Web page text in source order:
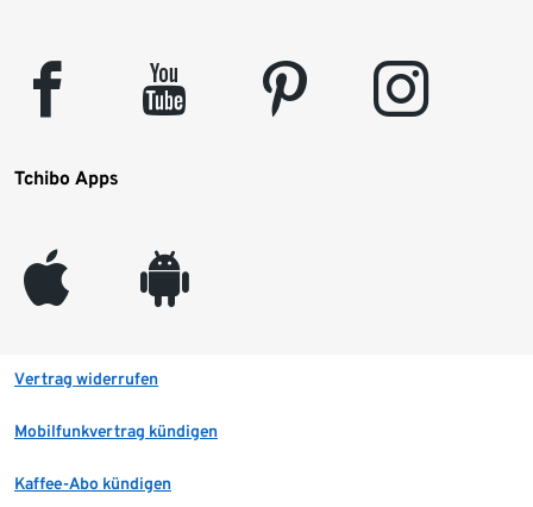
facebook youtube pinterest instagram
Tchibo Apps
appleinc android
Vertrag widerrufen
Mobilfunkvertrag kündigen
Kaffee-Abo kündigen